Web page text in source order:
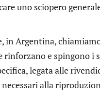
uno sciopero
Argentina,
rinforzano e spingono
legata alle
alla